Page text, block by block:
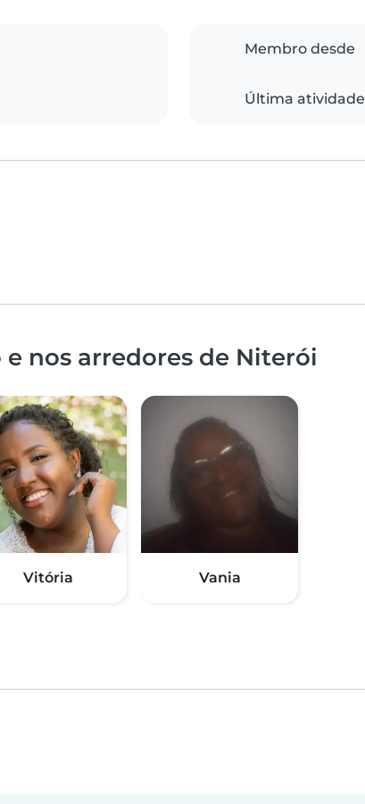
Membro desde
Última atividade
nos arredores de Niterói
Vitória Vania